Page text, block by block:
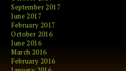
September 2017
June 2017
February 2017
October 2016
June 2016
March 2016
February 2016